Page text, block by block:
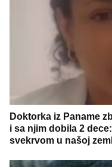
Doktorka iz Paname
i sa njim dobila 2
svekrvom u našoj